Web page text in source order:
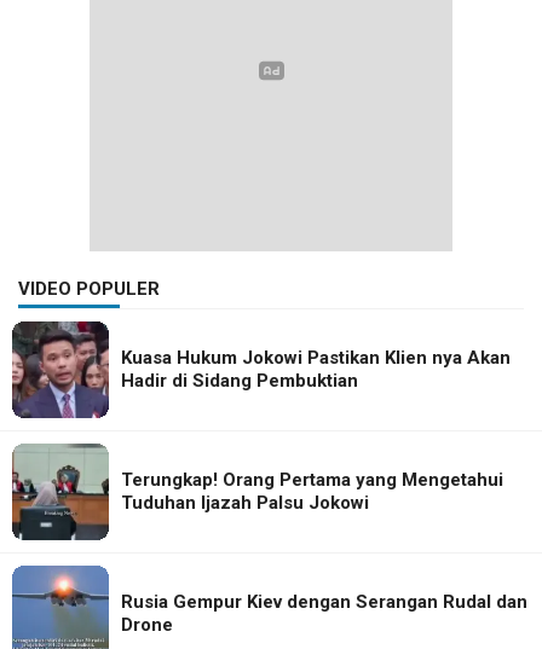
VIDEO POPULER
Kuasa Hukum Jokowi Pastikan Klien nya Akan
Hadir di Sidang Pembuktian
Terungkap! Orang Pertama yang Mengetahui
Tuduhan Ijazah Palsu Jokowi
Rusia Gempur Kiev dengan Serangan Rudal dan
Drone